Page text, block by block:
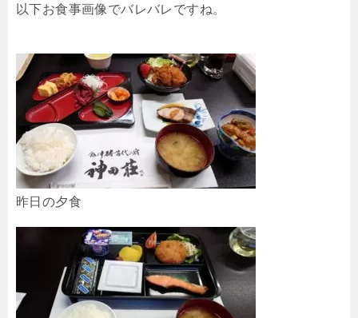
以下お食事画像でバレバレですね。
昨日の夕食